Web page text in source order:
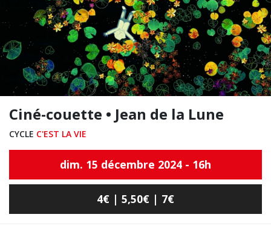
Ciné-couette • Jean de la Lune
CYCLE C'EST LA VIE
dim. 15 décembre 2024 - 16h
4€ | 5,50€ | 7€